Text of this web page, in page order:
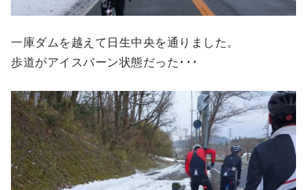
一庫ダムを越えて日生中央を通りました。
歩道がアイスバーン状態だった･･･